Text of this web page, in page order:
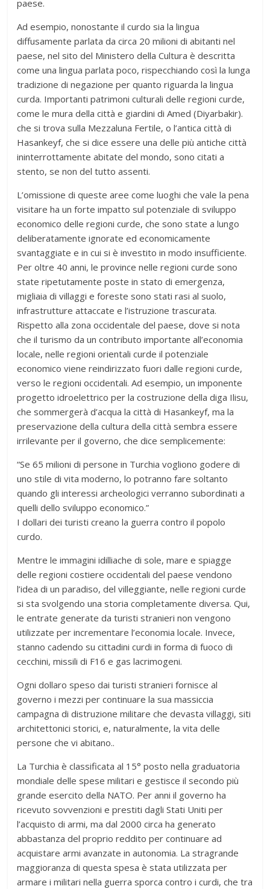
paese.
Ad esempio, nonostante il curdo sia la lingua
diffusamente parlata da circa 20 milioni di abitanti nel
paese, nel sito del Ministero della Cultura è descritta
come una lingua parlata poco, rispecchiando così la lunga
tradizione di negazione per quanto riguarda la lingua
curda. Importanti patrimoni culturali delle regioni curde,
come le mura della città e giardini di Amed (Diyarbakir).
che si trova sulla Mezzaluna Fertile, o l’antica città di
Hasankeyf, che si dice essere una delle più antiche città
ininterrottamente abitate del mondo, sono citati a
stento, se non del tutto assenti.
L’omissione di queste aree come luoghi che vale la pena
visitare ha un forte impatto sul potenziale di sviluppo
economico delle regioni curde, che sono state a lungo
deliberatamente ignorate ed economicamente
svantaggiate e in cui si è investito in modo insufficiente.
Per oltre 40 anni, le province nelle regioni curde sono
state ripetutamente poste in stato di emergenza,
migliaia di villaggi e foreste sono stati rasi al suolo,
infrastrutture attaccate e l’istruzione trascurata.
Rispetto alla zona occidentale del paese, dove si nota
che il turismo da un contributo importante all’economia
locale, nelle regioni orientali curde il potenziale
economico viene reindirizzato fuori dalle regioni curde,
verso le regioni occidentali. Ad esempio, un imponente
progetto idroelettrico per la costruzione della diga Ilisu,
che sommergerà d’acqua la città di Hasankeyf, ma la
preservazione della cultura della città sembra essere
irrilevante per il governo, che dice semplicemente:
“Se 65 milioni di persone in Turchia vogliono godere di
uno stile di vita moderno, lo potranno fare soltanto
quando gli interessi archeologici verranno subordinati a
quelli dello sviluppo economico.”
I dollari dei turisti creano la guerra contro il popolo
curdo.
Mentre le immagini idilliache di sole, mare e spiagge
delle regioni costiere occidentali del paese vendono
l’idea di un paradiso, del villeggiante, nelle regioni curde
si sta svolgendo una storia completamente diversa. Qui,
le entrate generate da turisti stranieri non vengono
utilizzate per incrementare l’economia locale. Invece,
stanno cadendo su cittadini curdi in forma di fuoco di
cecchini, missili di F16 e gas lacrimogeni.
Ogni dollaro speso dai turisti stranieri fornisce al
governo i mezzi per continuare la sua massiccia
campagna di distruzione militare che devasta villaggi, siti
architettonici storici, e, naturalmente, la vita delle
persone che vi abitano..
La Turchia è classificata al 15° posto nella graduatoria
mondiale delle spese militari e gestisce il secondo più
grande esercito della NATO. Per anni il governo ha
ricevuto sovvenzioni e prestiti dagli Stati Uniti per
l’acquisto di armi, ma dal 2000 circa ha generato
abbastanza del proprio reddito per continuare ad
acquistare armi avanzate in autonomia. La stragrande
maggioranza di questa spesa è stata utilizzata per
armare i militari nella guerra sporca contro i curdi, che tra